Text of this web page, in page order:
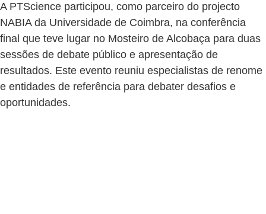
A PTScience participou, como parceiro do projecto
NABIA da Universidade de Coimbra, na conferência
final que teve lugar no Mosteiro de Alcobaça para duas
sessões de debate público e apresentação de
resultados. Este evento reuniu especialistas de renome
e entidades de referência para debater desafios e
oportunidades.